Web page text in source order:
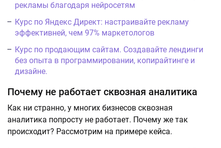
рекламы благодаря нейросетям
Курс по Яндекс Директ: настраивайте рекламу
эффективней, чем 97% маркетологов
Курс по продающим сайтам. Создавайте лендинги
без опыта в программировании, копирайтинге и
дизайне.
Почему не работает сквозная аналитика
Как ни странно, у многих бизнесов сквозная
аналитика попросту не работает. Почему же так
происходит? Рассмотрим на примере кейса.